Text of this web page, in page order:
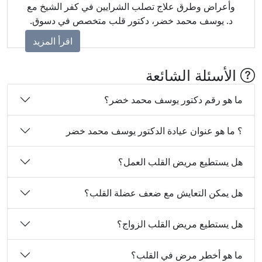
وأعراض وطرق علاج تصلب الشرايين في كفر الشيخ مع
د. يوسف محمد خضر، دكتور قلب متخصص في دسوق.
اقرأ المزيد
الأسئلة الشائعة
ما هو رقم دكتور يوسف محمد خضر؟
؟ ما هو عنوان عيادة الدكتور يوسف محمد خضر
هل يستطيع مريض القلب العمل؟
هل يمكن التعايش مع ضعف عضلة القلب؟
هل يستطيع مريض القلب الزواج؟
ما هو أخطر مرض في القلب؟